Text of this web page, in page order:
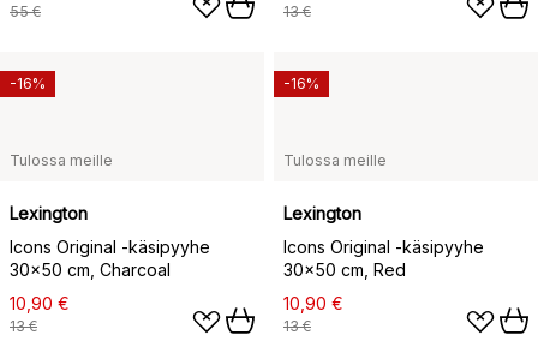
55 € 13 €
Tulossa meille
Lexington
Icons Original -käsipyyhe
30x50 cm, Charcoal
10,90 €
13 €
-16%
Tulossa meille
Lexington
Icons Original -käsipyyhe
30x50 cm, Red
10,90 €
13 €
-16%